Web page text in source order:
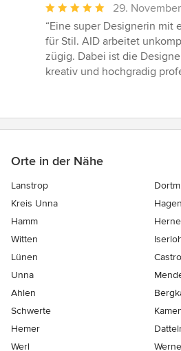
Durchschnittliche
Bewertung:
5
von
5
29.
“Eine super Designerin mit
für Stil. AID arbeitet
zügig. Dabei ist die
kreativ und hochgradig
Orte in der Nähe
Lanstrop
Kreis Unna
Hagen
Hamm
Herne
Witten
Lünen
Unna
Ahlen
Schwerte
Hemer
Werl
Werne